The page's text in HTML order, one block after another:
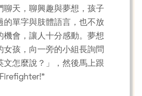
聊天，聊興趣與夢想，孩子
的單字與肢體語言，也不放
機會，讓人十分感動。夢想
女孩，向一旁的小組長詢問
文怎麼說？」，然後馬上跟